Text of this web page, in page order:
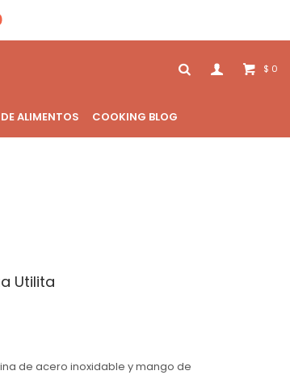
ALIMENTOS COOKING BLOG
$ 0
Utilita
de acero inoxidable y mango de